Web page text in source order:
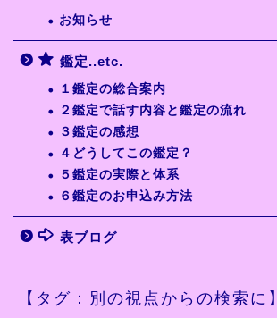
お知らせ
鑑定..etc.
１鑑定の総合案内
２鑑定で話す内容と鑑定の流れ
３鑑定の感想
４どうしてこの鑑定？
５鑑定の実際と体系
６鑑定のお申込み方法
表ブログ
【タグ：別の視点からの検索に】